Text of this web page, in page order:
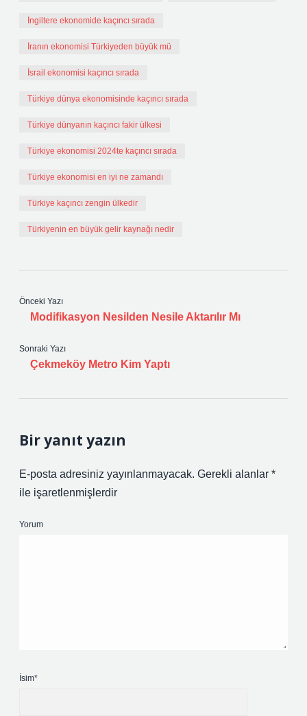
İngiltere ekonomide kaçıncı sırada
İranın ekonomisi Türkiyeden büyük mü
İsrail ekonomisi kaçıncı sırada
Türkiye dünya ekonomisinde kaçıncı sırada
Türkiye dünyanın kaçıncı fakir ülkesi
Türkiye ekonomisi 2024te kaçıncı sırada
Türkiye ekonomisi en iyi ne zamandı
Türkiye kaçıncı zengin ülkedir
Türkiyenin en büyük gelir kaynağı nedir
Önceki Yazı
Modifikasyon Nesilden Nesile Aktarılır Mı
Sonraki Yazı
Çekmeköy Metro Kim Yaptı
Bir yanıt yazın
E-posta adresiniz yayınlanmayacak. Gerekli alanlar *
ile işaretlenmişlerdir
Yorum
İsim*